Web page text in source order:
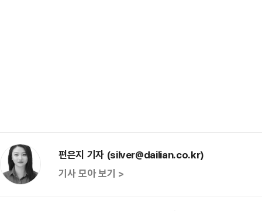
편은지 기자 (silver@dailian.co.kr)
기사 모아 보기 >